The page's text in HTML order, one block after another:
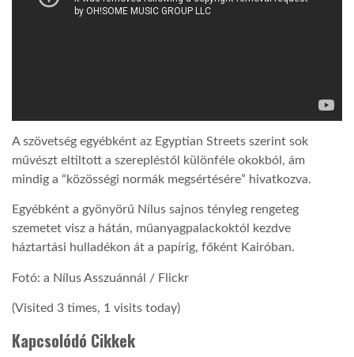
A szövetség egyébként az Egyptian Streets szerint sok
művészt eltiltott a szerepléstől különféle okokból, ám
mindig a “közösségi normák megsértésére” hivatkozva.
Egyébként a gyönyörű Nílus sajnos tényleg rengeteg
szemetet visz a hátán, műanyagpalackoktól kezdve
háztartási hulladékon át a papírig, főként Kairóban.
Fotó: a Nílus Asszuánnál / Flickr
(Visited 3 times, 1 visits today)
Kapcsolódó Cikkek